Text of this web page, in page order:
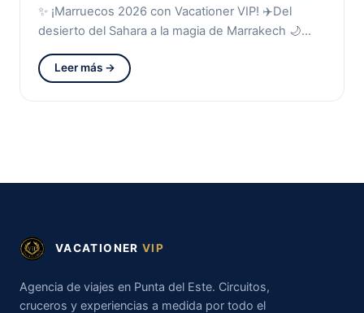
✨ ¡Marruecos 2026 con Vacationer VIP! ✈️Del
desierto del Sahara a la magia de Marrakech 🌙…
Leer más →
VACATIONER VIP
Agencia de viajes en Punta del Este. Circuitos,
cruceros y experiencias a medida por todo el